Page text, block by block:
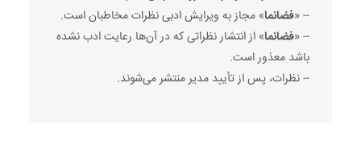
-- «فضانما» مجاز به ویرایش ادبی نظرات مخاطبان است.
-- «فضانما» از انتشار نظراتی که در آن‌ها رعایت ادب نشده
باشد معذور است.
-- نظرات، پس از تأیید مدیر منتشر می‌شوند.